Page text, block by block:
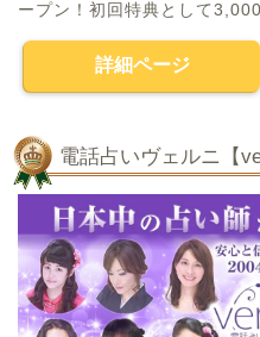
ープン！初回特典として
詳細ページ
電話占いヴェルニ【